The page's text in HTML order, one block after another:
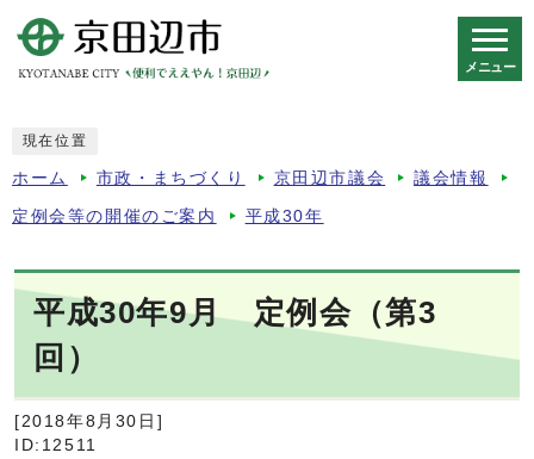
メニュー
現在位置
ホーム 市政・まちづくり 京田辺市議会 議会情報
定例会等の開催のご案内 平成30年
平成30年9月 定例会（第3
回）
[2018年8月30日]
ID:12511